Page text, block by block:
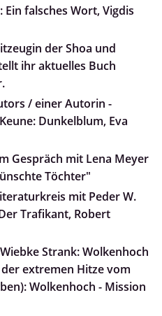
falsches Wort, Vigdis
der Shoa und
ihr aktuelles Buch
/ einer Autorin -
Dunkelblum, Eva
Gespräch mit Lena Meyer
Töchter"
mit Peder W.
Trafikant, Robert
Strank: Wolkenhoch
extremen Hitze vom
Wolkenhoch - Mission